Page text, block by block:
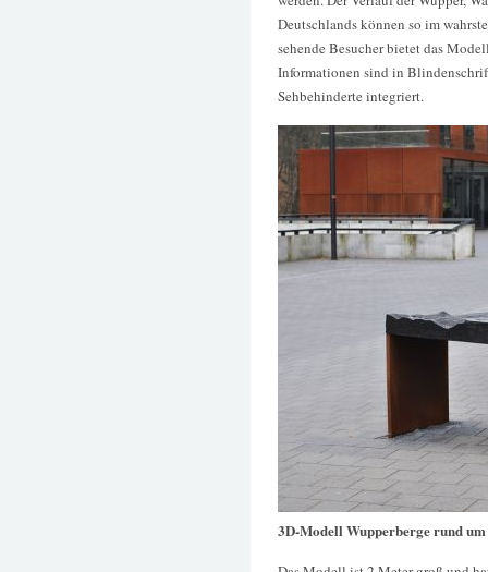
Deutschlands können so im
sehende Besucher bietet das
Informationen sind in
Sehbehinderte integriert.
3D-Modell Wupperberge rund